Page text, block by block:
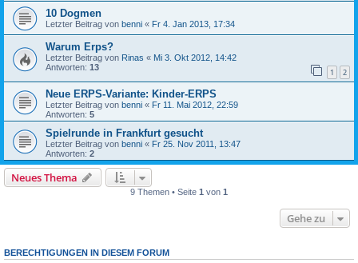
10 Dogmen
Letzter Beitrag von benni « Fr 4. Jan 2013, 17:34
Warum Erps?
Letzter Beitrag von Rinas « Mi 3. Okt 2012, 14:42
Antworten: 13 1 2
Neue ERPS-Variante: Kinder-ERPS
Letzter Beitrag von benni « Fr 11. Mai 2012, 22:59
Antworten: 5
Spielrunde in Frankfurt gesucht
Letzter Beitrag von benni « Fr 25. Nov 2011, 13:47
Antworten: 2
Neues Thema
9 Themen • Seite 1 von 1
Gehe zu
BERECHTIGUNGEN IN DIESEM FORUM